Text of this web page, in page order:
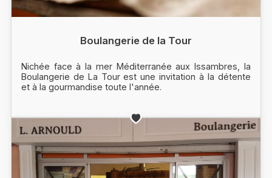
Boulangerie de la Tour
Nichée face à la mer Méditerranée aux Issambres, la
Boulangerie de La Tour est une invitation à la détente
et à la gourmandise toute l'année.